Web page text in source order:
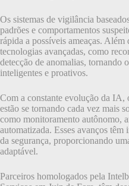
Os sistemas de vigilância
padrões e comportamentos
rápida a possíveis ameaças.
tecnologias avançadas, como
detecção de anomalias, tornando
inteligentes e proativos.
Com a constante evolução da IA,
estão se tornando cada vez mais
como monitoramento autônomo,
automatizada. Esses avanços
da segurança, proporcionando
adaptável.
Parceiros homologados pela